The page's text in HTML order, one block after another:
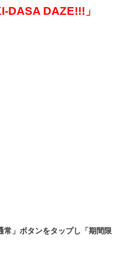
DASA DAZE!!!」
」ボタンをタップし「期間限